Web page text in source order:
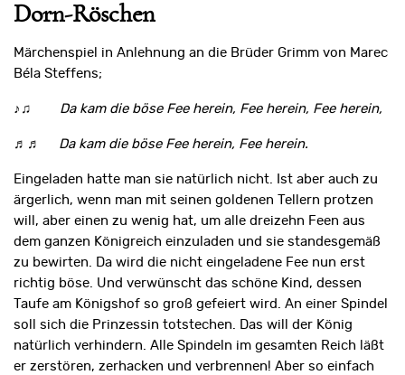
Dorn-Röschen
Märchenspiel in Anlehnung an die Brüder Grimm von Marec
Béla Steffens;
♪♫ Da kam die böse Fee herein, Fee herein, Fee herein,
♬♬ Da kam die böse Fee herein, Fee herein.
Eingeladen hatte man sie natürlich nicht. Ist aber auch zu
ärgerlich, wenn man mit seinen goldenen Tellern protzen
will, aber einen zu wenig hat, um alle dreizehn Feen aus
dem ganzen Königreich einzuladen und sie standesgemäß
zu bewirten. Da wird die nicht eingeladene Fee nun erst
richtig böse. Und verwünscht das schöne Kind, dessen
Taufe am Königshof so groß gefeiert wird. An einer Spindel
soll sich die Prinzessin totstechen. Das will der König
natürlich verhindern. Alle Spindeln im gesamten Reich läßt
er zerstören, zerhacken und verbrennen! Aber so einfach